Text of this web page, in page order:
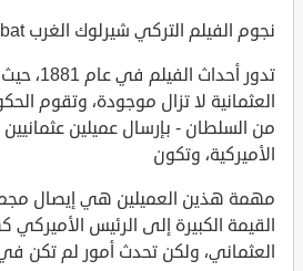
نجوم الفيلم التركي شيرلوك الغرب yah?i bat?
تدور أحداث
العثمانية لا تزال موجودة، وتقوم
من السلطان - بإرسال عميلين عثمانيين
الأميركية، وتكون
مهمة هذين العميلين هي إيصال
القيمة الكبيرة إلى الرئيس
العثماني، ولكن تحدث أمور لم تكن